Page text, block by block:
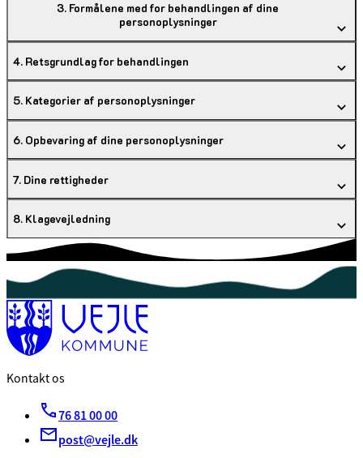
3. Formålene med for behandlingen af dine
personoplysninger
4. Retsgrundlag for behandlingen
5. Kategorier af personoplysninger
6. Opbevaring af dine personoplysninger
7. Dine rettigheder
8. Klagevejledning
Kontakt os
76 81 00 00
post@vejle.dk